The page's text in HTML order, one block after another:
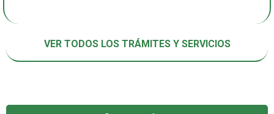
VER TODOS LOS TRÁMITES Y SERVICIOS